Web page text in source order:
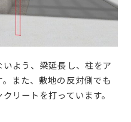
よう、梁延長し、柱をア
また、敷地の反対側でも
リートを打っています。